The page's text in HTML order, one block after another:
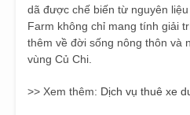
dã được chế biến từ nguyên
Farm không chỉ mang tính giải
thêm về đời sống nông thôn và
vùng Củ Chi.
>> Xem thêm: Dịch vụ thuê xe